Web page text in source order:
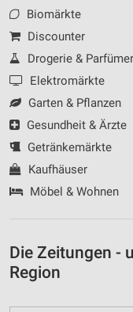
Biomärkte
Discounter
Drogerie &
Elektromärkte
Garten & Pflanzen
Gesundheit & Ärzte
Getränkemärkte
Kaufhäuser
Möbel & Wohnen
Die Zeitungen -
Region